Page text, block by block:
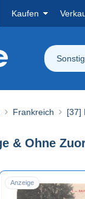
Kaufen
Frankreich [37]
Anzeige